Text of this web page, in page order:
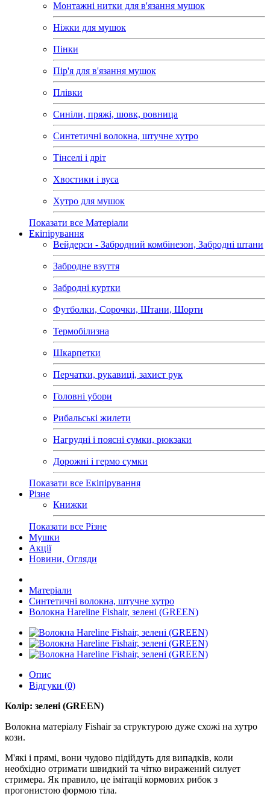
Монтажні нитки для в'язання мушок
Ніжки для мушок
Пінки
Пір'я для в'язання мушок
Плівки
Синіли, пряжі, шовк, ровница
Синтетичні волокна, штучне хутро
Тінселі і дріт
Хвостики і вуса
Хутро для мушок
Показати все Матеріали
Екіпірування
Вейдерси - Забродний комбінезон, Забродні штани
Забродне взуття
Забродні куртки
Футболки, Сорочки, Штани, Шорти
Термобілизна
Шкарпетки
Перчатки, рукавиці, захист рук
Головні убори
Рибальські жилети
Нагрудні і поясні сумки, рюкзаки
Дорожні і гермо сумки
Показати все Екіпірування
Різне
Книжки
Показати все Різне
Мушки
Акції
Новини, Огляди
Матеріали
Синтетичні волокна, штучне хутро
Волокна Hareline Fishair, зелені (GREEN)
Опис
Відгуки (0)
Колір: зелені (GREEN)
Волокна матеріалу Fishair за структурою дуже схожі на хутро
кози.
М'які і прямі, вони чудово підійдуть для випадків, коли
необхідно отримати швидкий та чітко виражений силует
стримера. Як правило, це імітації кормових рибок з
прогонистою формою тіла.